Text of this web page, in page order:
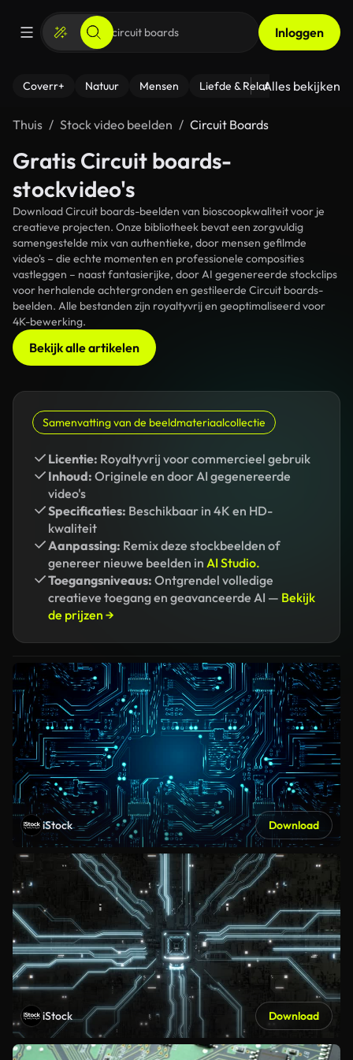
Inloggen
Coverr+ Natuur Mensen Liefde & Relaties - Fitness
Alles bekijken
Thuis Stock video beelden Circuit Boards
Gratis Circuit boards-
stockvideo's
Download Circuit boards-beelden van bioscoopkwaliteit voor je
creatieve projecten. Onze bibliotheek bevat een zorgvuldig
samengestelde mix van authentieke, door mensen gefilmde
video's – die echte momenten en professionele composities
vastleggen – naast fantasierijke, door AI gegenereerde stockclips
voor herhalende achtergronden en gestileerde Circuit boards-
beelden. Alle bestanden zijn royaltyvrij en geoptimaliseerd voor
4K-bewerking.
Bekijk alle artikelen
Samenvatting van de beeldmateriaalcollectie
Licentie: Royaltyvrij voor commercieel gebruik
Inhoud: Originele en door AI gegenereerde
video's
Specificaties: Beschikbaar in 4K en HD-
kwaliteit
Aanpassing: Remix deze stockbeelden of
genereer nieuwe beelden in AI Studio.
Toegangsniveaus: Ontgrendel volledige
creatieve toegang en geavanceerde AI — Bekijk
de prijzen →
iStock Download
iStock Download